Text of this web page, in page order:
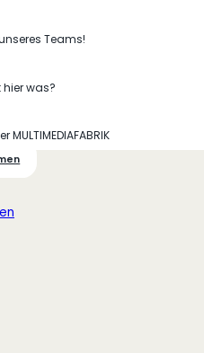
Teams!
was?
MULTIMEDIAFABRIK